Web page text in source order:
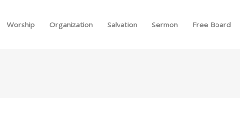
Worship Organization Salvation Sermon Free Board